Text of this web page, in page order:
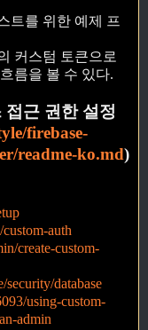
트를 위한 예제 프
커스텀 토큰으로
름을 볼 수 있다.
근 권한 설정
firebase-
readme-ko.md)
auth
create-custom-
security/database
using-custom-
admin